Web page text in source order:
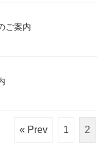
ご案内
« Prev 1 2